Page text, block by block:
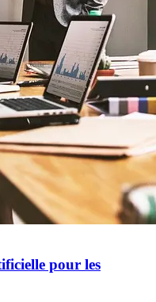
pour les